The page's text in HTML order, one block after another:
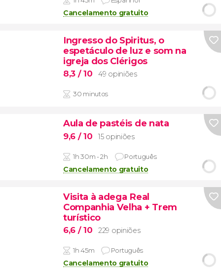
Cancelamento gratuito
Ingresso do Spiritus, o
espetáculo de luz e som na
igreja dos Clérigos
8,3 / 10 49 opiniões
30 minutos
Aula de pastéis de nata
9,6 / 10 15 opiniões
1h 30m - 2h Português
Cancelamento gratuito
Visita à adega Real
Companhia Velha + Trem
turístico
6,6 / 10 229 opiniões
1h 45m Português
Cancelamento gratuito